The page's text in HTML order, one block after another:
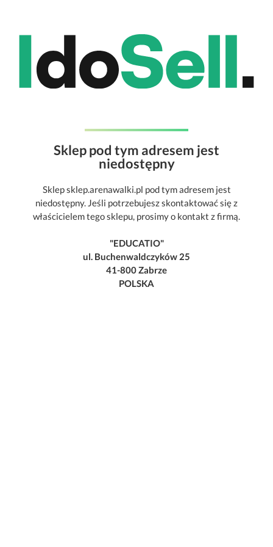
Sklep pod tym adresem jest
niedostępny
Sklep sklep.arenawalki.pl pod tym adresem jest
niedostępny. Jeśli potrzebujesz skontaktować się z
właścicielem tego sklepu, prosimy o kontakt z firmą.
"EDUCATIO"
ul. Buchenwaldczyków 25
41-800 Zabrze
POLSKA